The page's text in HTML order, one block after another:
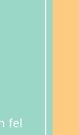
fel